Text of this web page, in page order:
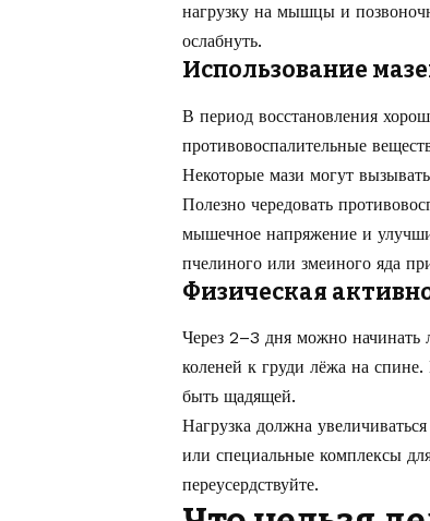
нагрузку на мышцы и
ослабнуть.
Использование
В период восстановления
противовоспалительные
Некоторые мази могут
Полезно чередовать
мышечное напряжение и
пчелиного или змеиного яда
Физическая
Через 2–3 дня можно начинать
коленей к груди лёжа на спине.
быть щадящей.
Нагрузка должна
или специальные комплексы
переусердствуйте.